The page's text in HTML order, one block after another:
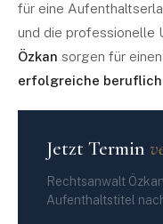
für eine
und die professionelle
Özkan sorgen für einen
erfolgreiche
Jetzt Termin
Rechtsanwalt
Aufenthaltstitel